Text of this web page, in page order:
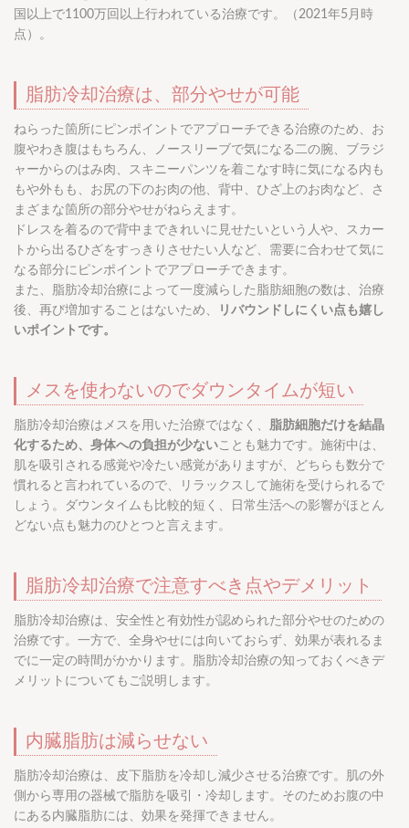
国以上で1100万回以上行われている治療です。（2021年5月時
点）。
脂肪冷却治療は、部分やせが可能
ねらった箇所にピンポイントでアプローチできる治療のため、お
腹やわき腹はもちろん、ノースリーブで気になる二の腕、ブラジ
ャーからのはみ肉、スキニーパンツを着こなす時に気になる内も
もや外もも、お尻の下のお肉の他、背中、ひざ上のお肉など、さ
まざまな箇所の部分やせがねらえます。
ドレスを着るので背中まできれいに見せたいという人や、スカー
トから出るひざをすっきりさせたい人など、需要に合わせて気に
なる部分にピンポイントでアプローチできます。
また、脂肪冷却治療によって一度減らした脂肪細胞の数は、治療
後、再び増加することはないため、
リバウンドしにくい点も嬉し
いポイントです。
メスを使わないのでダウンタイムが短い
脂肪冷却治療はメスを用いた治療ではなく、
脂肪細胞だけを結晶
化するため、身体への負担が少ない ことも魅力です。施術中は、
肌を吸引される感覚や冷たい感覚がありますが、どちらも数分で
慣れると言われているので、リラックスして施術を受けられるで
しょう。ダウンタイムも比較的短く、日常生活への影響がほとん
どない点も魅力のひとつと言えます。
脂肪冷却治療で注意すべき点やデメリット
脂肪冷却治療は、安全性と有効性が認められた部分やせのための
治療です。一方で、全身やせには向いておらず、効果が表れるま
でに一定の時間がかかります。脂肪冷却治療の知っておくべきデ
メリットについてもご説明します。
内臓脂肪は減らせない
脂肪冷却治療は、皮下脂肪を冷却し減少させる治療です。肌の外
側から専用の器械で脂肪を吸引・冷却します。そのためお腹の中
にある内臓脂肪には、効果を発揮できません。